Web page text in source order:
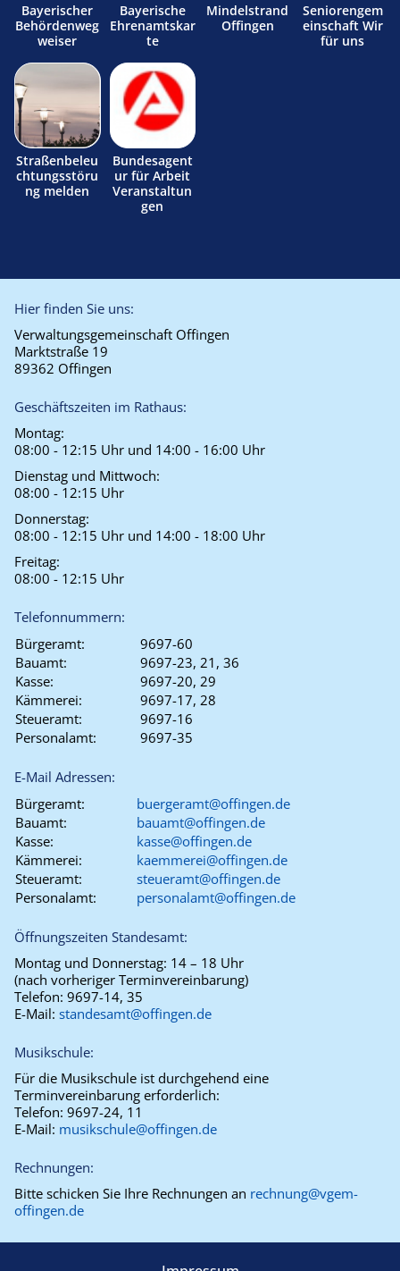
Bayerischer
Behördenweg
weiser
Bayerische
Ehrenamtskar
te
Mindelstrand
Offingen
Seniorengem
einschaft Wir
für uns
Straßenbeleu
chtungsstöru
ng melden
Bundesagent
ur für Arbeit
Veranstaltun
gen
Hier finden Sie uns:
Verwaltungsgemeinschaft Offingen
Marktstraße 19
89362 Offingen
Geschäftszeiten im Rathaus:
Montag:
08:00 - 12:15 Uhr und 14:00 - 16:00 Uhr
Dienstag und Mittwoch:
08:00 - 12:15 Uhr
Donnerstag:
08:00 - 12:15 Uhr und 14:00 - 18:00 Uhr
Freitag:
08:00 - 12:15 Uhr
Telefonnummern:
Bürgeramt:
9697-60
Bauamt:
9697-23, 21, 36
Kasse:
9697-20, 29
Kämmerei:
9697-17, 28
Steueramt:
9697-16
Personalamt:
9697-35
E-Mail Adressen:
Bürgeramt:
buergeramt@offingen.de
Bauamt:
bauamt@offingen.de
Kasse:
kasse@offingen.de
Kämmerei:
kaemmerei@offingen.de
Steueramt:
steueramt@offingen.de
Personalamt:
personalamt@offingen.de
Öffnungszeiten Standesamt:
Montag und Donnerstag: 14 – 18 Uhr
(nach vorheriger Terminvereinbarung)
Telefon: 9697-14, 35
E-Mail: standesamt@offingen.de
Musikschule:
Für die Musikschule ist durchgehend eine
Terminvereinbarung erforderlich:
Telefon: 9697-24, 11
E-Mail: musikschule@offingen.de
Rechnungen:
Bitte schicken Sie Ihre Rechnungen an rechnung@vgem-
offingen.de